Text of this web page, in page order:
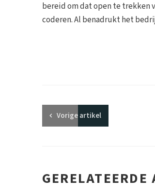
bereid om dat open te trekken
coderen. Al benadrukt het
Vorigeartikel
GERELATEERDE